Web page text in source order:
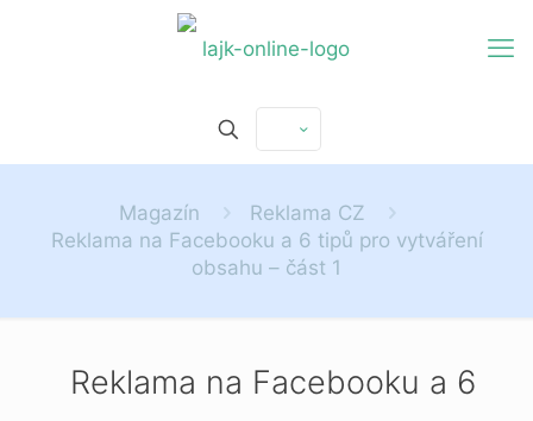
Magazín
Reklama CZ
Reklama na Facebooku a 6 tipů pro vytváření
obsahu – část 1
Reklama na Facebooku a 6